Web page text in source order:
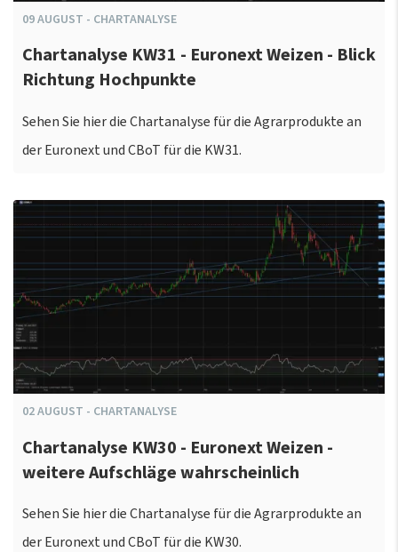
09AUGUST - CHARTANALYSE
Chartanalyse KW31 - Euronext Weizen - Blick
Richtung Hochpunkte
Sehen Sie hier die Chartanalyse für die Agrarprodukte an
der Euronext und CBoT für die KW31.
02AUGUST - CHARTANALYSE
Chartanalyse KW30 - Euronext Weizen -
weitere Aufschläge wahrscheinlich
Sehen Sie hier die Chartanalyse für die Agrarprodukte an
der Euronext und CBoT für die KW30.